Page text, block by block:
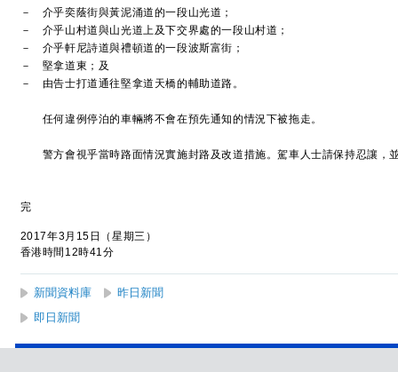
－ 介乎奕蔭街與黃泥涌道的一段山光道；
－ 介乎山村道與山光道上及下交界處的一段山村道；
－ 介乎軒尼詩道與禮頓道的一段波斯富街；
－ 堅拿道東；及
－ 由告士打道通往堅拿道天橋的輔助道路。
任何違例停泊的車輛將不會在預先通知的情況下被拖走。
警方會視乎當時路面情況實施封路及改道措施。駕車人士請保持忍讓，
完
2017年3月15日（星期三）
香港時間12時41分
新聞資料庫
昨日新聞
即日新聞